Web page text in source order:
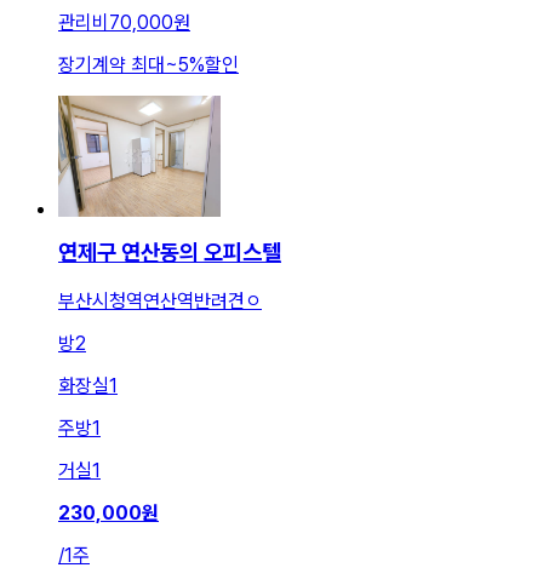
관리비 70,000원
장기계약 최대~5%할인
연제구 연산동의 오피스텔
부산시청역연산역반려견ㅇ
방2
화장실1
주방1
거실1
230,000원
/1주